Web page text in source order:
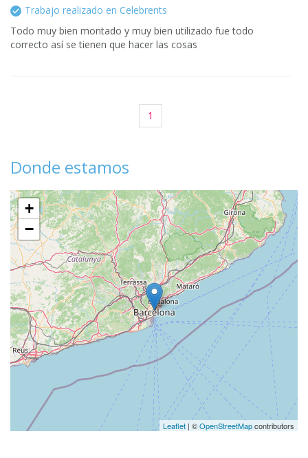
Trabajo realizado en Celebrents
Todo muy bien montado y muy bien utilizado fue todo
correcto así se tienen que hacer las cosas
1
Donde estamos
+
−
Leaflet | ©OpenStreetMapcontributors